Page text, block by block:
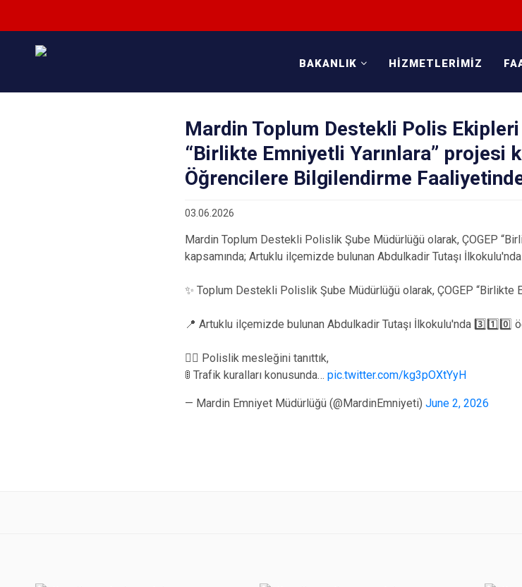
BAKANLIK HİZMETLERİMİZ
Mardin Toplum Destekli Polis Ekipleri
“Birlikte Emniyetli Yarınlara” projesi
Öğrencilere Bilgilendirme
03.06.2026
Mardin Toplum Destekli Polislik Şube Müdürlüğü olarak, ÇOGEP
kapsamında; Artuklu ilçemizde bulunan Abdulkadir Tutaşı
✨ Toplum Destekli Polislik Şube Müdürlüğü olarak, ÇOGEP “Birlikte
📍 Artuklu ilçemizde bulunan Abdulkadir Tutaşı İlkokulu'nda 3️⃣1️⃣0️⃣
👮‍♂️ Polislik mesleğini tanıttık,
🚦 Trafik kuralları konusunda… pic.twitter.com/kg3pOXtYyH
— Mardin Emniyet Müdürlüğü (@MardinEmniyeti) June 2, 2026